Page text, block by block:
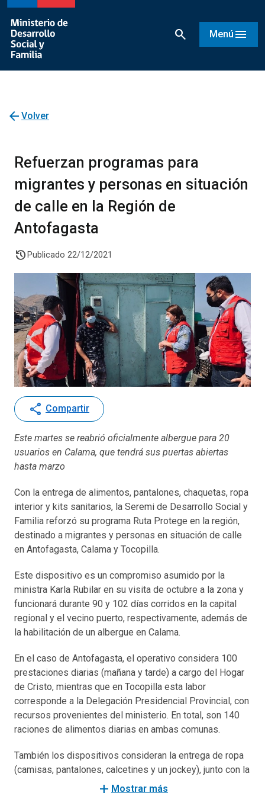
search Menú menu
arrow_back Volver
Refuerzan programas para
migrantes y personas en situación
de calle en la Región de
Antofagasta
history Publicado 22/12/2021
share Compartir
Este martes se reabrió oficialmente albergue para 20
usuarios en Calama, que tendrá sus puertas abiertas
hasta marzo
Con la entrega de alimentos, pantalones, chaquetas, ropa
interior y kits sanitarios, la Seremi de Desarrollo Social y
Familia reforzó su programa Ruta Protege en la región,
destinado a migrantes y personas en situación de calle
en Antofagasta, Calama y Tocopilla.
Este dispositivo es un compromiso asumido por la
ministra Karla Rubilar en su visita de octubre a la zona y
funcionará durante 90 y 102 días corridos en la capital
regional y el vecino puerto, respectivamente, además de
la habilitación de un albergue en Calama.
En el caso de Antofagasta, el operativo considera 100
prestaciones diarias (mañana y tarde) a cargo del Hogar
de Cristo, mientras que en Tocopilla esta labor
corresponde a la Delegación Presidencial Provincial, con
recursos provenientes del ministerio. En total, son 140
raciones de alimentos diarias en ambas comunas.
También los dispositivos consideran la entrega de ropa
(camisas, pantalones, calcetines y un jockey), junto con la
distribución de kits sanitarios, como mascarillas y
add Mostrar más